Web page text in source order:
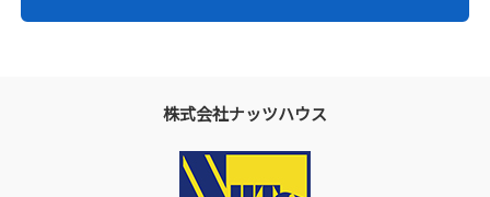
株式会社ナッツハウス